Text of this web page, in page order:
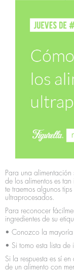
Para una
de los alimentos es
te traemos algunos
ultraprocesados.
Para reconocer
ingredientes de su
• Conozco la mayoría
• Si tomo esta lista de
Si la respuesta es sí
de un alimento con